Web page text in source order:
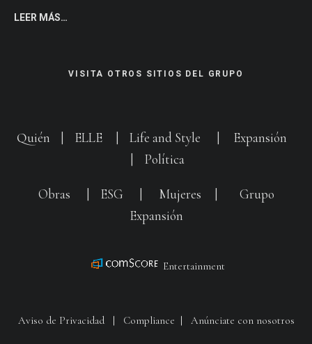
LEER MÁS…
VISITA OTROS SITIOS DEL GRUPO
Quién ELLE Life and Style
Expansión
Política
Obras ESG Mujeres
Grupo
Expansión
Entertainment
Aviso de Privacidad| Compliance | Anúnciate con nosotros